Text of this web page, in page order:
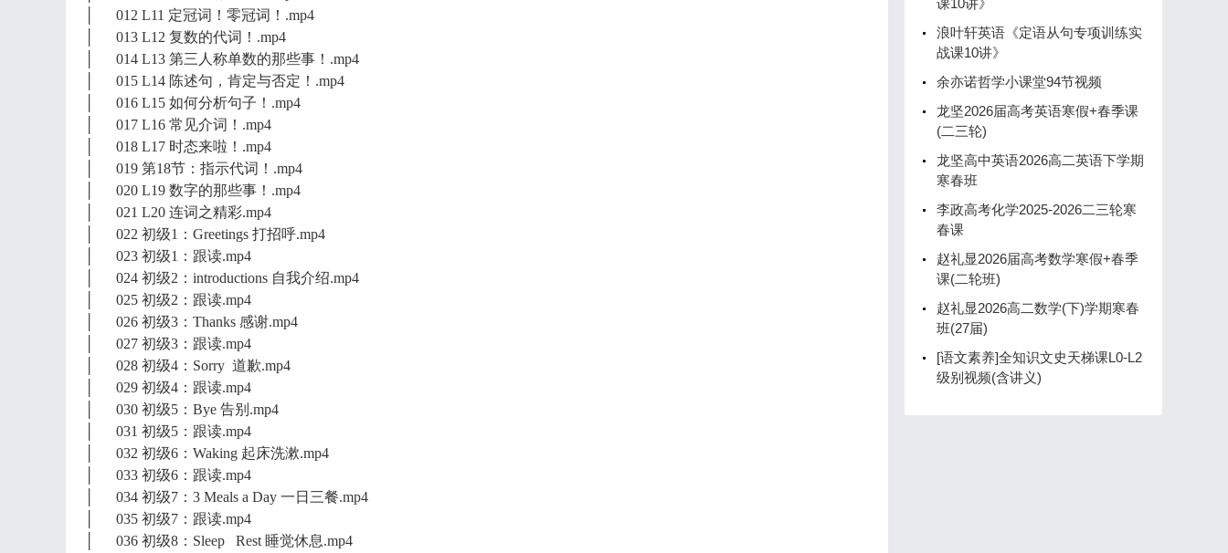
│ 012 L11 定冠词！零冠词！.mp4
│ 013 L12 复数的代词！.mp4
│ 014 L13 第三人称单数的那些事！.mp4
│ 015 L14 陈述句，肯定与否定！.mp4
│ 016 L15 如何分析句子！.mp4
│ 017 L16 常见介词！.mp4
│ 018 L17 时态来啦！.mp4
│ 019 第18节：指示代词！.mp4
│ 020 L19 数字的那些事！.mp4
│ 021 L20 连词之精彩.mp4
│ 022 初级1：Greetings 打招呼.mp4
│ 023 初级1：跟读.mp4
│ 024 初级2：introductions 自我介绍.mp4
│ 025 初级2：跟读.mp4
│ 026 初级3：Thanks 感谢.mp4
│ 027 初级3：跟读.mp4
│ 028 初级4：Sorry 道歉.mp4
│ 029 初级4：跟读.mp4
│ 030 初级5：Bye 告别.mp4
│ 031 初级5：跟读.mp4
│ 032 初级6：Waking 起床洗漱.mp4
│ 033 初级6：跟读.mp4
│ 034 初级7：3 Meals a Day 一日三餐.mp4
│ 035 初级7：跟读.mp4
│ 036 初级8：Sleep Rest 睡觉休息.mp4
课10讲》
浪叶轩英语《定语从句专项训练实
战课10讲》
余亦诺哲学小课堂94节视频
龙坚2026届高考英语寒假+春季课
(二三轮)
龙坚高中英语2026高二英语下学期
寒春班
李政高考化学2025-2026二三轮寒
春课
赵礼显2026届高考数学寒假+春季
课(二轮班)
赵礼显2026高二数学(下)学期寒春
班(27届)
[语文素养]全知识文史天梯课L0-L2
级别视频(含讲义)